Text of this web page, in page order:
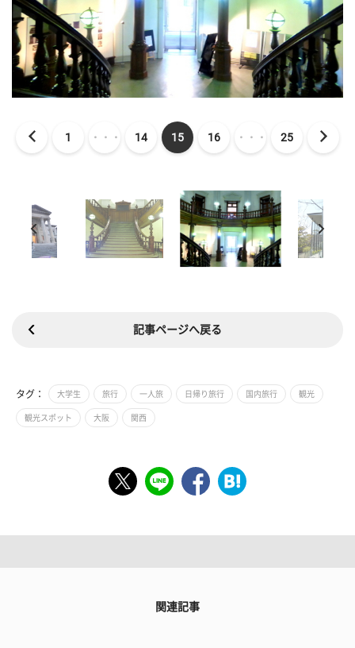
1 ・・・ 14 15 16 ・・・ 25
記事ページへ戻る
タグ： 大学生 旅行 一人旅 日帰り旅行 国内旅行 観光
観光スポット 大阪 関西
関連記事